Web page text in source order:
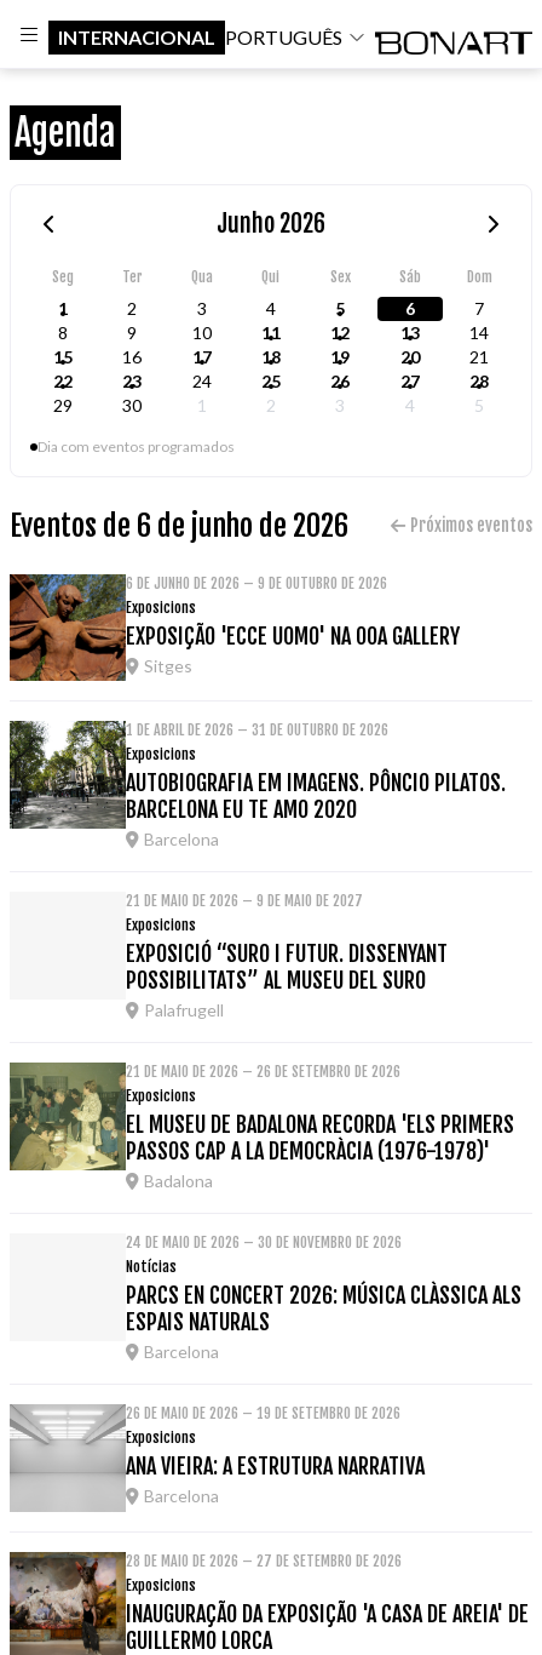
INTERNACIONAL PORTUGUÊS
Agenda
Junho 2026
Seg Ter Qua Qui Sex Sáb Dom
1 2 3 4 5 6
7
8
9 10 11 12 13
14
15
16 17 18 19 20
21
22
23 24 25 26 27
28
29
30 1 2 3 4 5
Dia com eventos programados
Eventos de 6 de junho de 2026 Próximos eventos
6 DE JUNHO DE 2026 – 9 DE OUTUBRO DE 2026
Exposicions
EXPOSIÇÃO 'ECCE UOMO' NA OOA GALLERY
Sitges
1 DE ABRIL DE 2026 – 31 DE OUTUBRO DE 2026
Exposicions
AUTOBIOGRAFIA EM IMAGENS. PÔNCIO PILATOS.
BARCELONA EU TE AMO 2020
Barcelona
21 DE MAIO DE 2026 – 9 DE MAIO DE 2027
Exposicions
EXPOSICIÓ “SURO I FUTUR. DISSENYANT
POSSIBILITATS” AL MUSEU DEL SURO
Palafrugell
21 DE MAIO DE 2026 – 26 DE SETEMBRO DE 2026
Exposicions
EL MUSEU DE BADALONA RECORDA 'ELS PRIMERS
PASSOS CAP A LA DEMOCRÀCIA (1976-1978)'
Badalona
24 DE MAIO DE 2026 – 30 DE NOVEMBRO DE 2026
Notícias
PARCS EN CONCERT 2026: MÚSICA CLÀSSICA ALS
ESPAIS NATURALS
Barcelona
26 DE MAIO DE 2026 – 19 DE SETEMBRO DE 2026
Exposicions
ANA VIEIRA: A ESTRUTURA NARRATIVA
Barcelona
28 DE MAIO DE 2026 – 27 DE SETEMBRO DE 2026
Exposicions
INAUGURAÇÃO DA EXPOSIÇÃO 'A CASA DE AREIA' DE
GUILLERMO LORCA